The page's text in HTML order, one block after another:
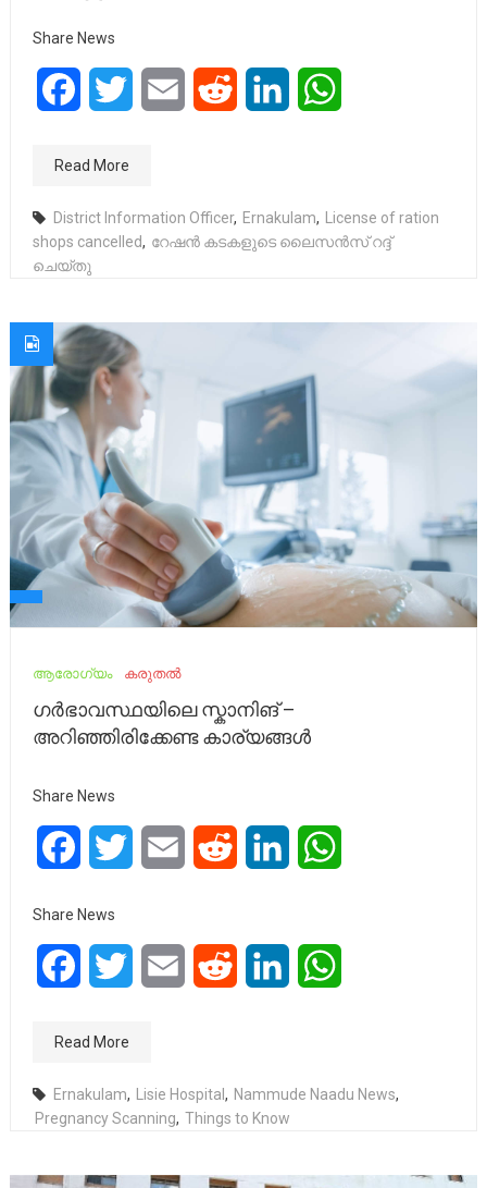
Share News
FacebookTwitter Email Reddit LinkedIn
Read More
District Information Officer, Ernakulam,
License of ration
shops cancelled, റേഷൻ കടകളുടെ ലൈസൻസ് റദ്ദ്
ചെയ്തു
ആരോഗ്യം കരുതൽ
ഗർഭാവസ്ഥയിലെ സ്കാനിങ് –
അറിഞ്ഞിരിക്കേണ്ട കാര്യങ്ങൾ
Share News
FacebookTwitter Email Reddit LinkedIn
Share News
FacebookTwitter Email Reddit LinkedIn
Read More
Ernakulam, Lisie Hospital, Nammude Naadu News,
Pregnancy Scanning, Things to Know